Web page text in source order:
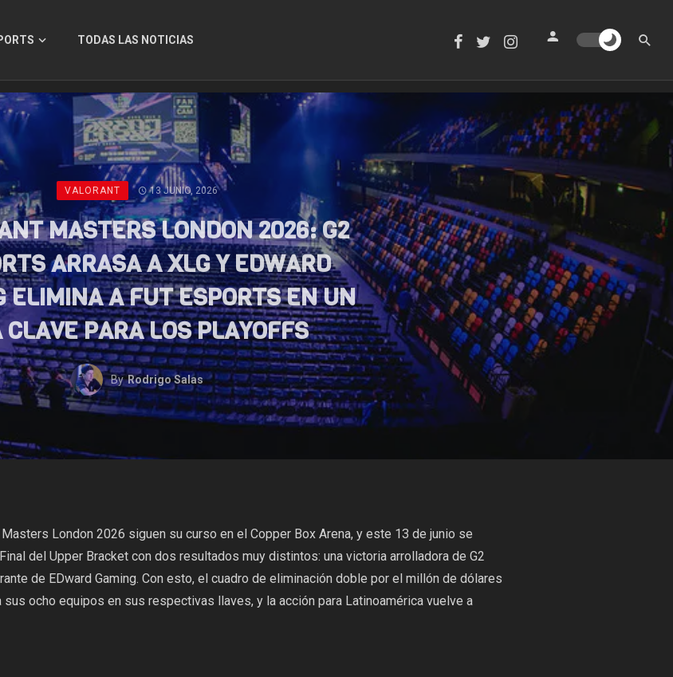
TODAS LAS NOTICIAS
VALORANT 13 JUNIO, 2026
MASTERS LONDON 2026: G2
ARRASA A XLG Y EDWARD
ELIMINA A FUT ESPORTS EN UN
CLAVE PARA LOS PLAYOFFS
By Rodrigo Salas
London 2026 siguen su curso en el Copper Box Arena, y este 13 de junio se
del Upper Bracket con dos resultados muy distintos: una victoria arrolladora de G2
de EDward Gaming. Con esto, el cuadro de eliminación doble por el millón de dólares
ocho equipos en sus respectivas llaves, y la acción para Latinoamérica vuelve a